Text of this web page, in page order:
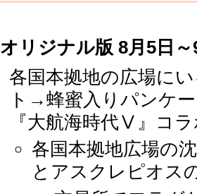
オリジナル版 8月5日
各国本拠地の広場に
ト→蜂蜜入りパンケ
『大航海時代Ⅴ』コ
各国本拠地広場の
とアスクレピオス